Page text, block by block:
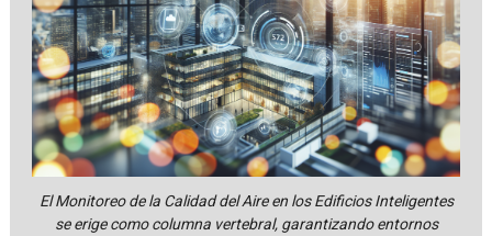
El Monitoreo de la Calidad del Aire en los Edificios Inteligentes
se erige como columna vertebral, garantizando entornos